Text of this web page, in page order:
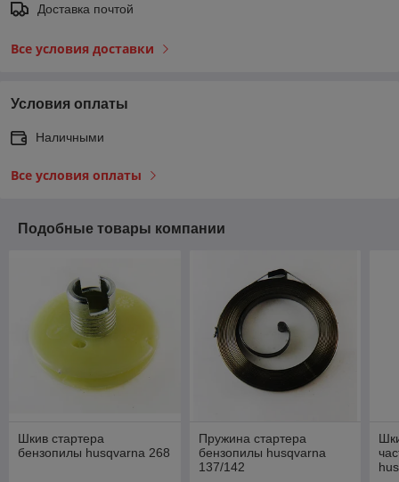
Доставка почтой
Все условия доставки
Условия оплаты
Наличными
Все условия оплаты
Подобные товары компании
Шкив стартера
бензопилы husqvarna 268
Пружина стартера
бензопилы husqvarna
137/142